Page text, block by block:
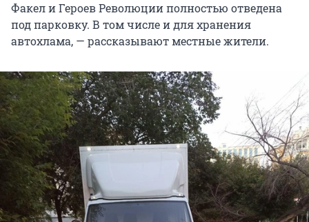
Факел и Героев Революции полностью отведена
под парковку. В том числе и для хранения
автохлама, — рассказывают местные жители.